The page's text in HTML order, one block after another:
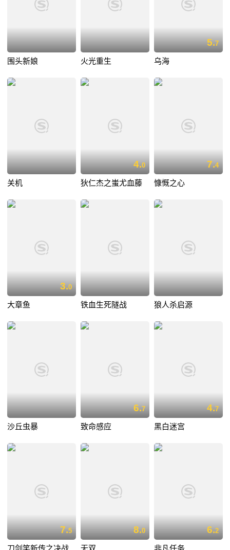
围头新娘 火光重生
5.7
乌海
关机
4.0
狄仁杰之蚩尤血藤
7.4
慷慨之心
3.0
大章鱼 铁血生死隧战 狼人杀启源
沙丘虫暴
6.7
致命感应
4.7
黑白迷宫
7.5 8.0 6.2